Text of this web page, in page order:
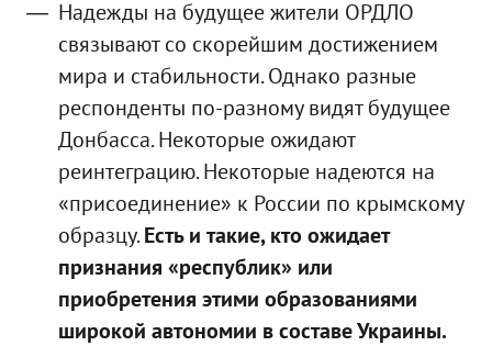
Надежды на будущее жители ОРДЛО
связывают со скорейшим достижением
мира и стабильности. Однако разные
респонденты по-разному видят будущее
Донбасса. Некоторые ожидают
реинтеграцию. Некоторые надеются на
«присоединение» к России по крымскому
образцу.Есть и такие, кто ожидает
признания «республик» или
приобретения этими образованиями
широкой автономии в составе Украины.